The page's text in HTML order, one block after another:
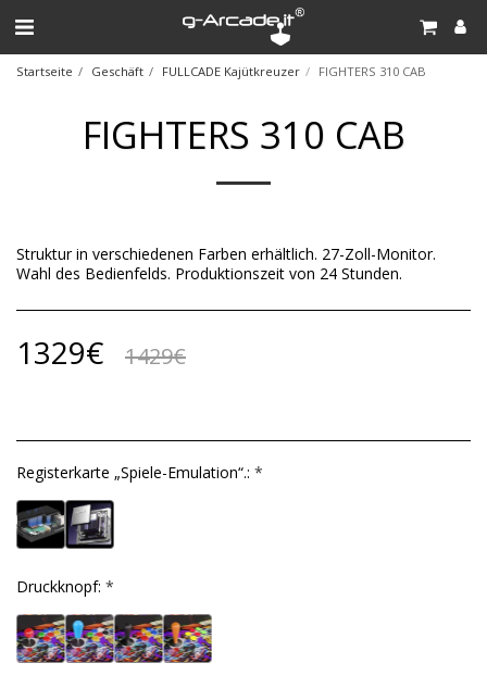
Startseite Geschäft FULLCADE Kajütkreuzer FIGHTERS 310 CAB
FIGHTERS 310 CAB
Struktur in verschiedenen Farben erhältlich. 27-Zoll-Monitor.
Wahl des Bedienfelds. Produktionszeit von 24 Stunden.
1329€ 1429€
Registerkarte „Spiele-Emulation“.: *
Druckknopf: *